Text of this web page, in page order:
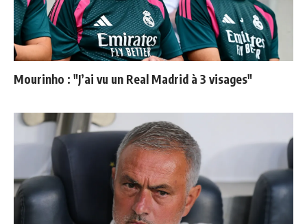
Mourinho : "J’ai vu un Real Madrid à 3 visages"